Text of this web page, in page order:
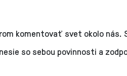
komentovať svet okolo nás.
so sebou povinnosti a